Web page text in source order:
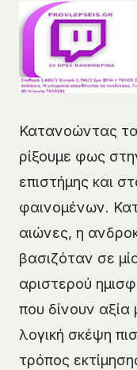
Κατανοώντας
ρίξουμε φως
επιστήμης και
φαινομένων.
αιώνες, η
βασιζόταν σε
αριστερού
που δίνουν αξία
λογική σκέψη
τρόπος